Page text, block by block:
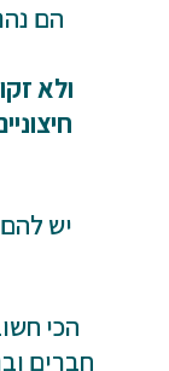
הם
ולא
יש להם
הכי
חברים